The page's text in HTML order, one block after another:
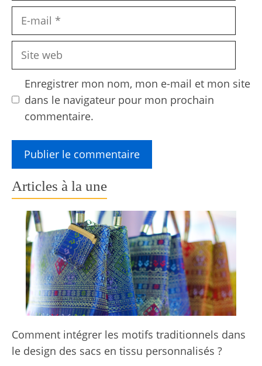
Site
Enregistrer mon nom, mon e-mail et mon site
dans le navigateur pour mon prochain
commentaire.
Articles à la une
Comment intégrer les motifs traditionnels dans
le design des sacs en tissu personnalisés ?